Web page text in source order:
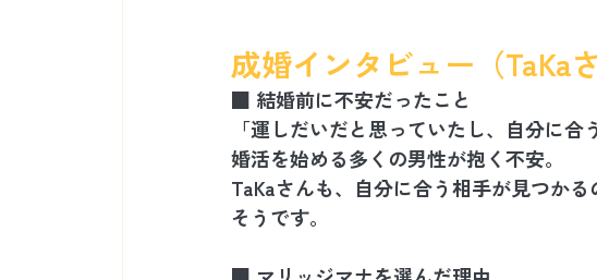
成婚インタビュー（TaKa
■ 結婚前に不安だったこと
「運しだいだと思っていたし、自分に合
婚活を始める多くの男性が抱く不安。
TaKaさんも、自分に合う相手が見つか
そうです。